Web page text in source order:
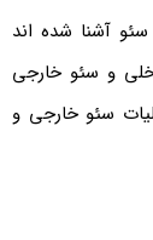
آشنا شده اند
و سئو خارجی
سئو خارجی و